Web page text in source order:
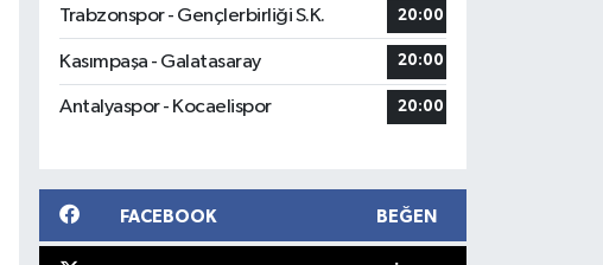
Trabzonspor - Gençlerbirliği S.K. 20:00
Kasımpaşa - Galatasaray 20:00
Antalyaspor - Kocaelispor 20:00
FACEBOOK BEĞEN